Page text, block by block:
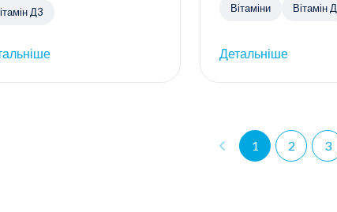
Д3 Вітаміни Вітамін Д
Детальніше
1 2 3